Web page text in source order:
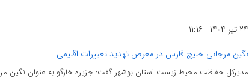
۲۴ تیر ۱۴۰۴ - ۱۱:۱۶
نگین مرجانی خلیج فارس در معرض تهدید تغییرات اقلیمی
مدیرکل حفاظت محیط زیست استان بوشهر گفت: جزیره خارگو به عنوان نگین